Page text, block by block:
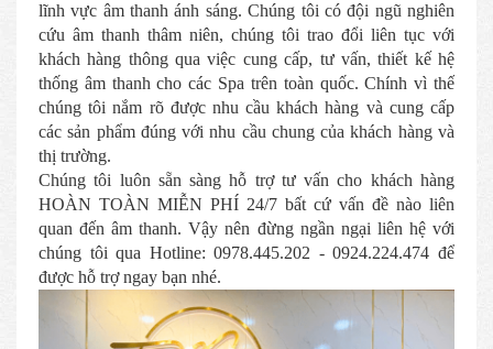
lĩnh vực âm thanh ánh sáng. Chúng tôi có đội ngũ nghiên
cứu âm thanh thâm niên, chúng tôi trao đổi liên tục với
khách hàng thông qua việc cung cấp, tư vấn, thiết kế hệ
thống âm thanh cho các Spa trên toàn quốc. Chính vì thế
chúng tôi nắm rõ được nhu cầu khách hàng và cung cấp
các sản phẩm đúng với nhu cầu chung của khách hàng và
thị trường.
Chúng tôi luôn sẵn sàng hỗ trợ tư vấn cho khách hàng
HOÀN TOÀN MIỄN PHÍ 24/7 bất cứ vấn đề nào liên
quan đến âm thanh. Vậy nên đừng ngần ngại liên hệ với
chúng tôi qua Hotline: 0978.445.202 - 0924.224.474 để
được hỗ trợ ngay bạn nhé.